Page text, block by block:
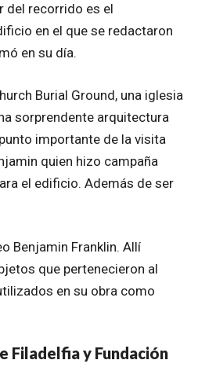
del recorrido es el
en el que se redactaron
en su día.
Burial Ground, una iglesia
sorprendente arquitectura
importante de la visita
quien hizo campaña
el edificio. Además de ser
Benjamin Franklin. Allí
que pertenecieron al
en su obra como
Filadelfia y Fundación